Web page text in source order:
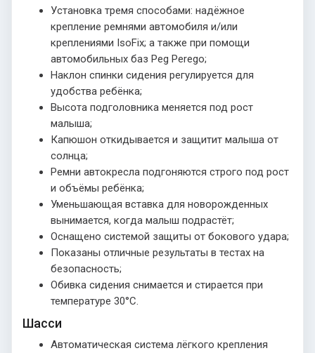
Установка тремя способами: надёжное
крепление ремнями автомобиля и/или
креплениями IsoFix; а также при помощи
автомобильных баз Peg Perego;
Наклон спинки сидения регулируется для
удобства ребёнка;
Высота подголовника меняется под рост
малыша;
Капюшон откидывается и защитит малыша от
солнца;
Ремни автокресла подгоняются строго под рост
и объёмы ребёнка;
Уменьшающая вставка для новорожденных
вынимается, когда малыш подрастёт;
Оснащено системой защиты от бокового удара;
Показаны отличные результаты в тестах на
безопасность;
Обивка сидения снимается и стирается при
температуре 30°С.
Шасси
Автоматическая система лёгкого крепления